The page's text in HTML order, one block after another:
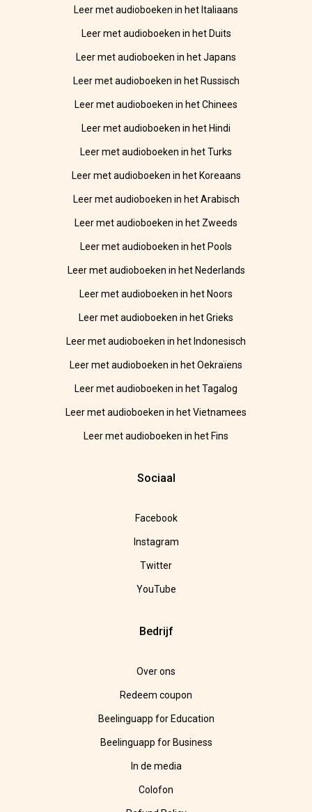
Leer met audioboeken in het Italiaans
Leer met audioboeken in het Duits
Leer met audioboeken in het Japans
Leer met audioboeken in het Russisch
Leer met audioboeken in het Chinees
Leer met audioboeken in het Hindi
Leer met audioboeken in het Turks
Leer met audioboeken in het Koreaans
Leer met audioboeken in het Arabisch
Leer met audioboeken in het Zweeds
Leer met audioboeken in het Pools
Leer met audioboeken in het Nederlands
Leer met audioboeken in het Noors
Leer met audioboeken in het Grieks
Leer met audioboeken in het Indonesisch
Leer met audioboeken in het Oekraïens
Leer met audioboeken in het Tagalog
Leer met audioboeken in het Vietnamees
Leer met audioboeken in het Fins
Sociaal
Facebook
Instagram
Twitter
YouTube
Bedrijf
Over ons
Redeem coupon
Beelinguapp for Education
Beelinguapp for Business
In de media
Colofon